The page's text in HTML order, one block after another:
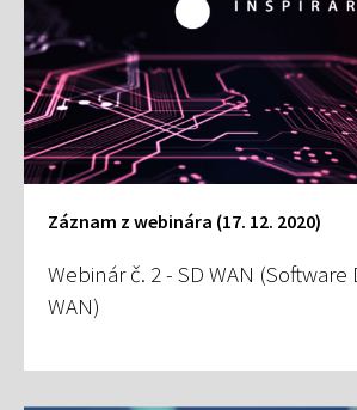
Záznam z webinára (17. 12. 2020)
Webinár č. 2 - SD WAN (Software
WAN)